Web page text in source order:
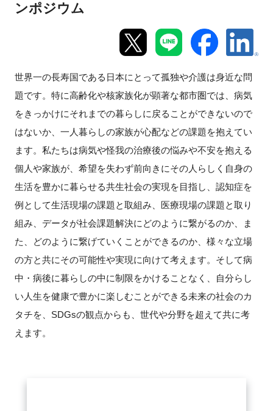
お問い合わせ
新規登録
イベント
プログラム
ニュース・掲示板
LINK-Jを知る
特別会員
ンポジウム
世界一の長寿国である日本にとって孤独や介護は身近な問
題です。特に高齢化や核家族化が顕著な都市圏では、病気
をきっかけにそれまでの暮らしに戻ることができないので
はないか、一人暮らしの家族が心配などの課題を抱えてい
ます。私たちは病気や怪我の治療後の悩みや不安を抱える
個人や家族が、希望を失わず前向きにその人らしく自身の
生活を豊かに暮らせる共生社会の実現を目指し、認知症を
例として生活現場の課題と取組み、医療現場の課題と取り
組み、データが社会課題解決にどのように繋がるのか、ま
た、どのように繋げていくことができるのか、様々な立場
の方と共にその可能性や実現に向けて考えます。そして病
中・病後に暮らしの中に制限をかけることなく、自分らし
い人生を健康で豊かに楽しむことができる未来の社会のカ
タチを、 SDGsの観点からも、世代や分野を超えて共に考
えます。